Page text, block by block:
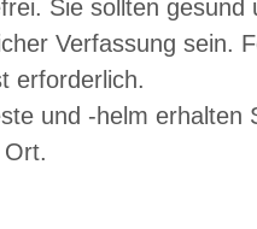
Sie sollten gesund
Verfassung sein.
erforderlich.
und -helm erhalten
Ort.